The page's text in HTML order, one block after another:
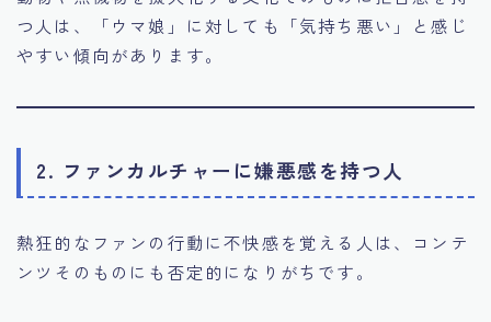
つ人は、「ウマ娘」に対しても「気持ち悪い」と感じ
やすい傾向があります。
2. ファンカルチャーに嫌悪感を持つ人
熱狂的なファンの行動に不快感を覚える人は、コンテ
ンツそのものにも否定的になりがちです。